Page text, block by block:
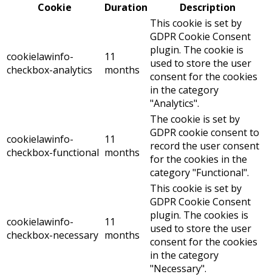
Cookie
Duration Description
cookielawinfo-
checkbox-analytics
11
months
This cookie is set by
GDPR Cookie Consent
plugin. The cookie is
used to store the user
consent for the cookies
in the category
"Analytics".
cookielawinfo-
checkbox-functional
11
months
The cookie is set by
GDPR cookie consent to
record the user consent
for the cookies in the
category "Functional".
cookielawinfo-
checkbox-necessary
11
months
This cookie is set by
GDPR Cookie Consent
plugin. The cookies is
used to store the user
consent for the cookies
in the category
"Necessary".